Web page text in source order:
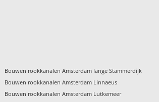
Bouwen rookkanalen Amsterdam lange Stammerdijk
Bouwen rookkanalen Amsterdam Linnaeus
Bouwen rookkanalen Amsterdam Lutkemeer